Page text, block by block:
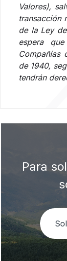
Valores),
transacción
de la Ley
espera
Compañías
de 1940,
tendrán
Para